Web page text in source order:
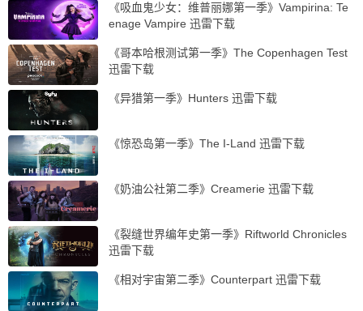
《吸血鬼少女：维普丽娜第一季》Vampirina: Te
enage Vampire 迅雷下载
《哥本哈根测试第一季》The Copenhagen Test
迅雷下载
《异猎第一季》Hunters 迅雷下载
《惊恐岛第一季》The I-Land 迅雷下载
《奶油公社第二季》Creamerie 迅雷下载
《裂缝世界编年史第一季》Riftworld Chronicles
迅雷下载
《相对宇宙第二季》Counterpart 迅雷下载